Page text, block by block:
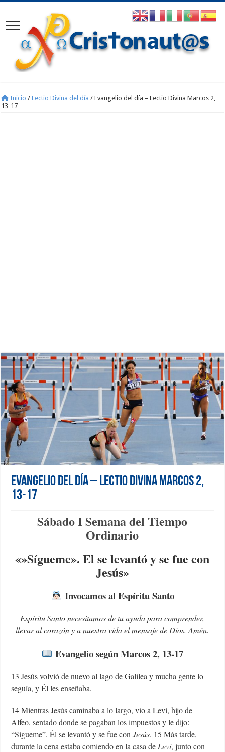
Inicio / Lectio Divina del día / Evangelio del día – Lectio Divina Marcos 2,
13-17
Evangelio del día – Lectio Divina Marcos 2,
13-17
Sábado I Semana del Tiempo
Ordinario
«»Sígueme». El se levantó y se fue con
Jesús»
Invocamos al Espíritu Santo
Espíritu Santo necesitamos de tu ayuda para comprender,
llevar al corazón y a nuestra vida el mensaje de Dios. Amén.
Evangelio según Marcos 2, 13-17
13 Jesús volvió de nuevo al lago de Galilea y mucha gente lo
seguía, y Él les enseñaba.
14 Mientras Jesús caminaba a lo largo, vio a Leví, hijo de
Alfeo, sentado donde se pagaban los impuestos y le dijo:
“Sígueme”. Él se levantó y se fue conJesús. 15 Más tarde,
durante la cena estaba comiendo en la casa de Levi, junto con